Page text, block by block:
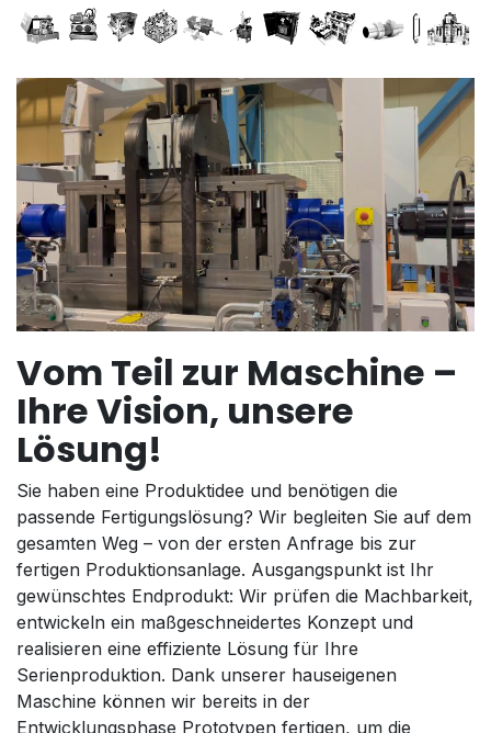
Vom Teil zur Maschine –
Ihre Vision, unsere
Lösung!
Sie haben eine Produktidee und benötigen die
passende Fertigungslösung? Wir begleiten Sie auf dem
gesamten Weg – von der ersten Anfrage bis zur
fertigen Produktionsanlage. Ausgangspunkt ist Ihr
gewünschtes Endprodukt: Wir prüfen die Machbarkeit,
entwickeln ein maßgeschneidertes Konzept und
realisieren eine effiziente Lösung für Ihre
Serienproduktion. Dank unserer hauseigenen
Maschine können wir bereits in der
Entwicklungsphase Prototypen fertigen, um die